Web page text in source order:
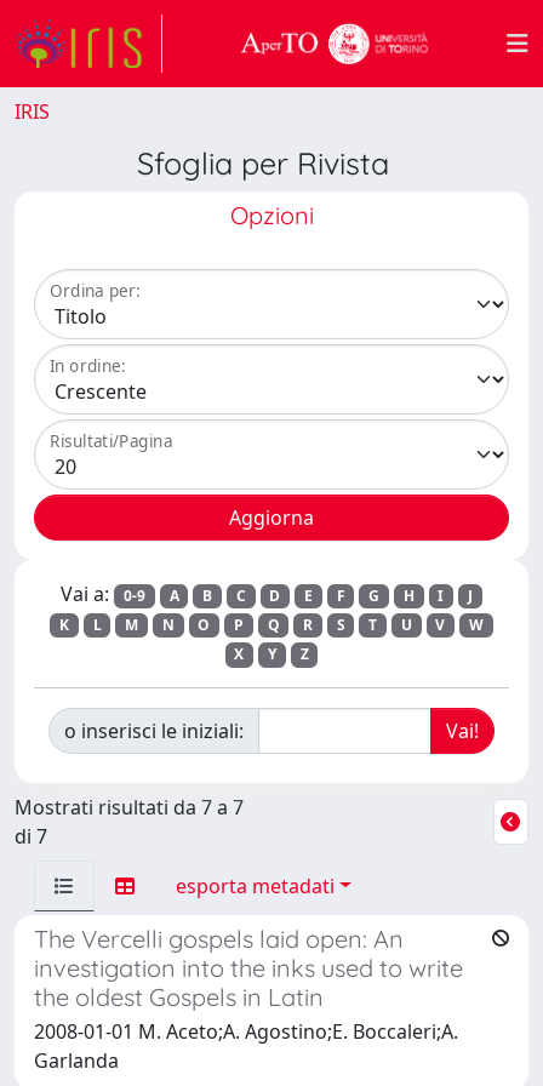
IRIS
Sfoglia per Rivista
Opzioni
Ordina per:
In ordine:
Risultati/Pagina
Vai a: 0-9 A B C D E F G H I
J
K
L M N O P Q R S T U V
W
X
Y Z
o inserisci le iniziali:
Mostrati risultati da 7 a 7
di 7
esporta metadati
The Vercelli gospels laid open: An
investigation into the inks used to write
the oldest Gospels in Latin
2008-01-01 M. Aceto;A. Agostino;E. Boccaleri;A.
Garlanda